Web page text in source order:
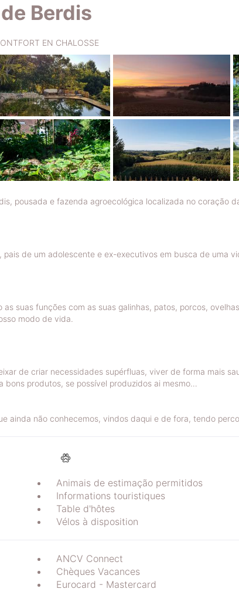
Berdis
EN CHALOSSE
pousada e fazenda agroecológica localizada no coração
pais de um adolescente e ex-executivos em busca de uma
suas funções com as suas galinhas, patos, porcos,
modo de vida.
de criar necessidades supérfluas, viver de forma mais
bons produtos, se possível produzidos ai mesmo…
ainda não conhecemos, vindos daqui e de fora, tendo
Animais de estimação permitidos
Informations touristiques
Table d'hôtes
Vélos à disposition
ANCV Connect
Chèques Vacances
Eurocard - Mastercard